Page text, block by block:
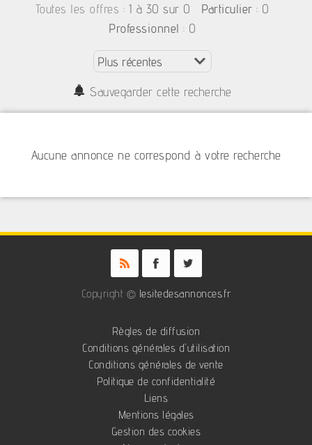
Toutes les offres : 1 à 30 sur 0 Particulier : 0
Professionnel : 0
Sauvegarder cette recherche
Aucune annonce ne correspond à votre recherche
Copyright © lesitedesannonces.fr
Règles de diffusion
Conditions générales d'utilisation
Conditions générales de vente
Politique de confidentialité
Liens
Mentions légales
Gestion des cookies